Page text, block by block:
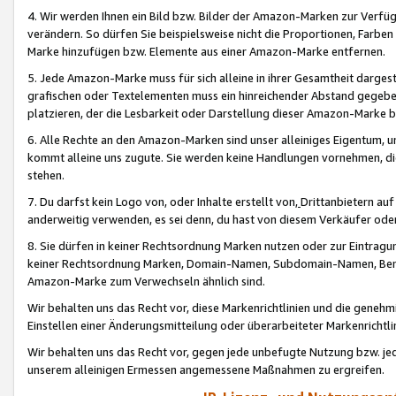
4. Wir werden Ihnen ein Bild bzw. Bilder der Amazon-Marken zur
verändern. So dürfen Sie beispielsweise nicht die Proportionen,
Marke hinzufügen bzw. Elemente aus einer Amazon-Marke entfernen.
5. Jede Amazon-Marke muss für sich alleine in ihrer Gesamtheit
grafischen oder Textelementen muss ein hinreichender Abstand
platzieren, der die Lesbarkeit oder Darstellung dieser Amazon-Marke
6. Alle Rechte an den Amazon-Marken sind unser alleiniges
kommt alleine uns zugute. Sie werden keine Handlungen vornehmen,
stehen.
7. Du darfst kein Logo von, oder Inhalte erstellt von,Drittanbietern auf
anderweitig verwenden, es sei denn, du hast von diesem Verkäufer
8. Sie dürfen in keiner Rechtsordnung Marken nutzen oder zur
keiner Rechtsordnung Marken, Domain-Namen, Subdomain-Namen,
Amazon-Marke zum Verwechseln ähnlich sind.
Wir behalten uns das Recht vor, diese Markenrichtlinien und die
Einstellen einer Änderungsmitteilung oder überarbeiteter
Wir behalten uns das Recht vor, gegen jede unbefugte Nutzung bzw.
unserem alleinigen Ermessen angemessene Maßnahmen zu ergreifen.